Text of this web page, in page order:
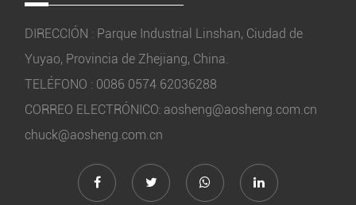
DIRECCIÓN : Parque Industrial Linshan, Ciudad de
Yuyao, Provincia de Zhejiang, China.
TELÉFONO : 0086 0574 62036288
CORREO ELECTRÓNICO: aosheng@aosheng.com.cn
chuck@aosheng.com.cn